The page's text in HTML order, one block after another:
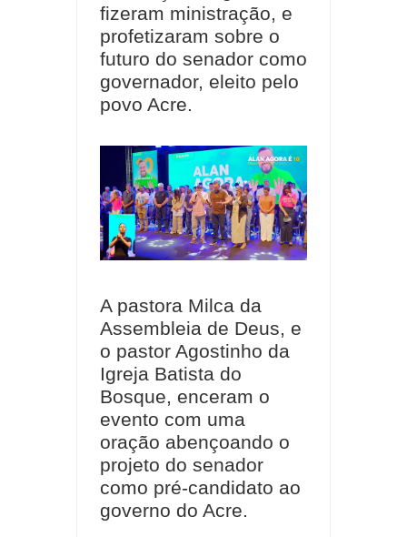
fizeram ministração, e
profetizaram sobre o
futuro do senador como
governador, eleito pelo
povo Acre.
A pastora Milca da
Assembleia de Deus, e
o pastor Agostinho da
Igreja Batista do
Bosque, enceram o
evento com uma
oração abençoando o
projeto do senador
como pré-candidato ao
governo do Acre.